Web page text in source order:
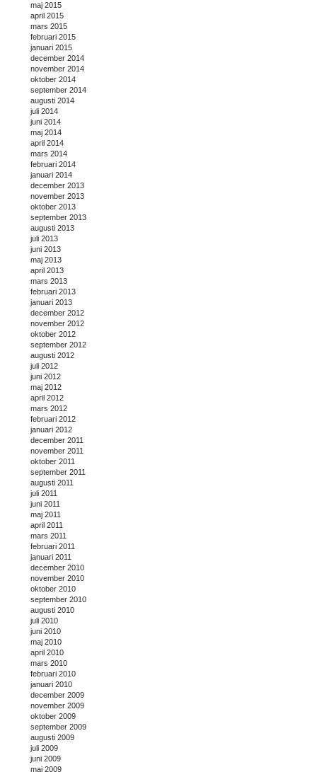
maj 2015
april 2015
mars 2015
februari 2015
januari 2015
december 2014
november 2014
oktober 2014
september 2014
augusti 2014
juli 2014
juni 2014
maj 2014
april 2014
mars 2014
februari 2014
januari 2014
december 2013
november 2013
oktober 2013
september 2013
augusti 2013
juli 2013
juni 2013
maj 2013
april 2013
mars 2013
februari 2013
januari 2013
december 2012
november 2012
oktober 2012
september 2012
augusti 2012
juli 2012
juni 2012
maj 2012
april 2012
mars 2012
februari 2012
januari 2012
december 2011
november 2011
oktober 2011
september 2011
augusti 2011
juli 2011
juni 2011
maj 2011
april 2011
mars 2011
februari 2011
januari 2011
december 2010
november 2010
oktober 2010
september 2010
augusti 2010
juli 2010
juni 2010
maj 2010
april 2010
mars 2010
februari 2010
januari 2010
december 2009
november 2009
oktober 2009
september 2009
augusti 2009
juli 2009
juni 2009
maj 2009